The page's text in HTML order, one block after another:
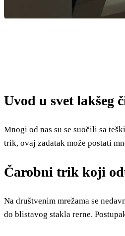
Uvod u svet lakšeg
Mnogi od nas su se suočili sa
trik, ovaj zadatak može postati
Čarobni trik koji
Na društvenim mrežama se
do blistavog stakla rerne.